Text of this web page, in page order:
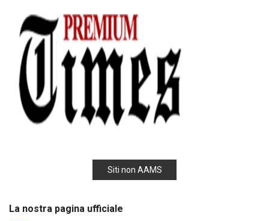
Siti non AAMS
La nostra pagina ufficiale